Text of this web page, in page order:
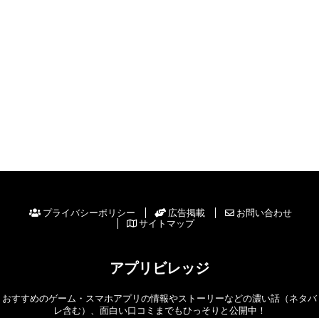
プライバシーポリシー 広告掲載
お問い合わせ
サイトマップ
アプリビレッジ
おすすめのゲーム・スマホアプリの情報やストーリーなどの濃い話（ネタバ
レ含む）、面白い口コミまでもひっそりと公開中！